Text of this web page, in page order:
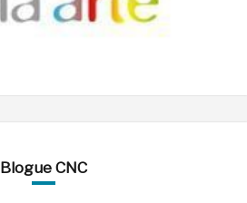
Blogue CNC